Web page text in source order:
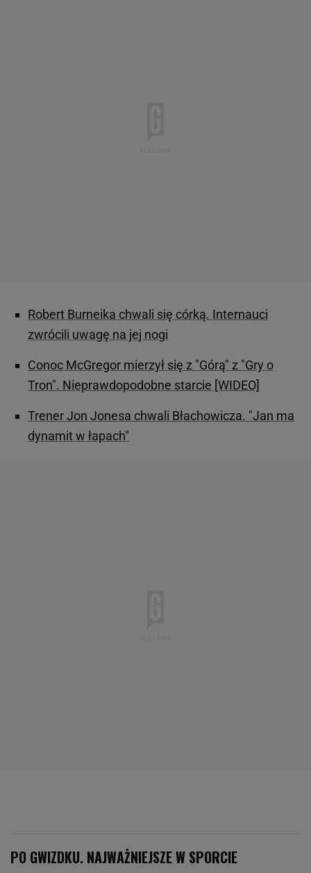
Robert Burneika chwali się córką. Internauci
zwrócili uwagę na jej nogi
Conoc McGregor mierzył się z "Górą" z "Gry o
Tron". Nieprawdopodobne starcie [WIDEO]
Trener Jon Jonesa chwali Błachowicza. "Jan ma
dynamit w łapach"